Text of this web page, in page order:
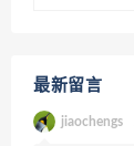
最新留言
jiaochengs